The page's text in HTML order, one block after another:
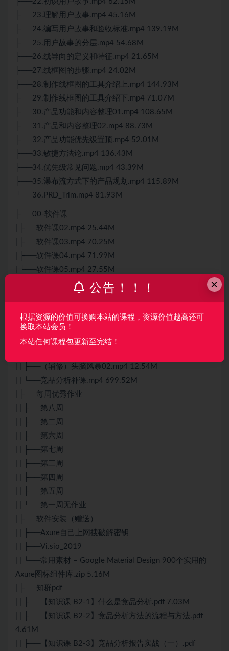
├──23.理解用户故事.mp4 45.16M
├──24.编写用户故事和验收标准.mp4 139.19M
├──25.用户故事的分层.mp4 54.68M
├──26.线导向的定义和特征.mp4 21.65M
├──27.线框图的步骤.mp4 24.02M
├──28.制作线框图的工具介绍上.mp4 144.93M
├──29.制作线框图的工具介绍下.mp4 71.07M
├──30.产品功能和内容整理01.mp4 108.65M
├──31.产品和内容整理02.mp4 88.73M
├──32.产品功能优先级置顶.mp4 52.01M
├──33.敏捷方法论.mp4 136.43M
├──34.优先级常见问题.mp4 43.39M
├──35.瀑布流方式下的产品规划.mp4 115.89M
└──36.PRD_Trim.mp4 81.93M
├──00-软件课
| ├──软件课02.mp4 25.44M
| ├──软件课03.mp4 70.25M
| ├──软件课04.mp4 71.99M
| └──软件课05.mp4 27.55M
├──资料
| ├──辅修
| | ├──（辅修）头脑风暴02.mp4 12.54M
| | └──竞品分析补课.mp4 699.52M
| ├──每周优秀作业
| | ├──第八周
| | ├──第二周
| | ├──第六周
| | ├──第七周
| | ├──第三周
| | ├──第四周
| | ├──第五周
| | └──第一周无作业
| ├──软件安装（赠送）
| | ├──Axure自己上网搜破解密钥
| | ├──Vi.sio_2019
| | └──常用素材 – Google Material Design 900个实用的
Axure图标组件库.zip 5.16M
| ├──知群pdf
| | ├──【知识课 B2-1】什么是竞品分析.pdf 7.03M
| | ├──【知识课 B2-2】竞品分析方法的流程与方法.pdf
4.61M
| | ├──【知识课 B2-3】竞品分析报告实战（一）.pdf
×
公告！！！
根据资源的价值可换购本站的课程，资源价值越高还可
换取本站会员！
本站任何课程包更新至完结！